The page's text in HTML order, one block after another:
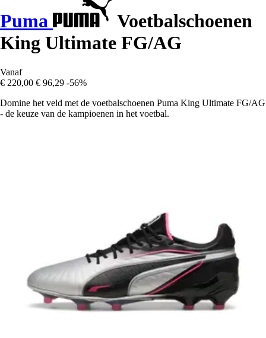
Puma
Voetbalschoenen
King Ultimate FG/AG
Vanaf
€ 220,00 € 96,29 -56%
Domine het veld met de voetbalschoenen Puma King Ultimate FG/AG
- de keuze van de kampioenen in het voetbal.